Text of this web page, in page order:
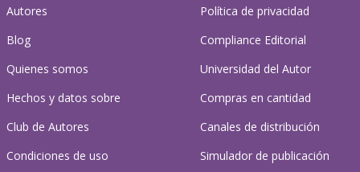
Autores
Blog
Quienes somos
Hechos y datos sobre
Club de Autores
Condiciones de uso
Política de privacidad
Compliance Editorial
Universidad del Autor
Compras en cantidad
Canales de distribución
Simulador de publicación